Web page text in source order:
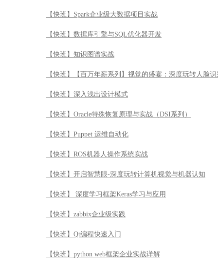
【快班】Spark企业级大数据项目实战
【快班】数据库引擎与SQL优化器开发
【快班】知识图谱实战
【快班】【百万年薪系列】视觉的盛宴：深度玩转人脸识
【快班】深入浅出设计模式
【快班】Oracle特殊恢复原理与实战（DSI系列）
【快班】Puppet 运维自动化
【快班】ROS机器人操作系统实战
【快班】开启智慧眼-深度玩转计算机视觉与机器认知
【快班】 深度学习框架Keras学习与应用
【快班】zabbix企业级实践
【快班】Qt编程快速入门
【快班】python web框架企业实战详解